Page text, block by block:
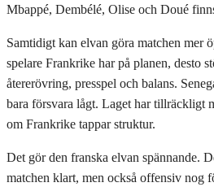
Mbappé, Dembélé, Olise och Doué
Samtidigt kan elvan göra matchen mer
spelare Frankrike har på planen, desto
återerövring, presspel och balans.
bara försvara lågt. Laget har tillräckligt
om Frankrike tappar struktur.
Det gör den franska elvan spännande.
matchen klart, men också offensiv nog